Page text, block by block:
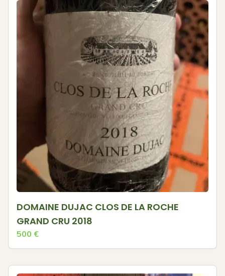
DOMAINE DUJAC CLOS DE LA ROCHE
GRAND CRU 2018
500 €